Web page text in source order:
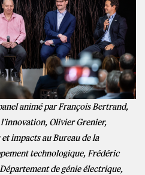
animé par François Bertrand,
Olivier Grenier,
impacts au Bureau de la
technologique, Frédéric
de génie électrique,